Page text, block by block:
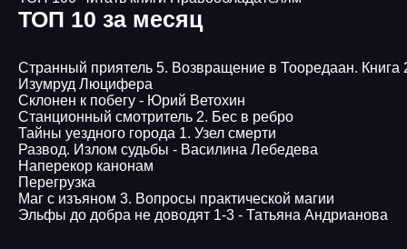
ТОП 10 за месяц
Странный приятель 5. Возвращение в Тооредаан. Книга
Изумруд Люцифера
Склонен к побегу - Юрий Ветохин
Станционный смотритель 2. Бес в ребро
Тайны уездного города 1. Узел смерти
Развод. Излом судьбы - Василина Лебедева
Наперекор канонам
Перегрузка
Маг с изъяном 3. Вопросы практической магии
Эльфы до добра не доводят 1-3 - Татьяна Андрианова